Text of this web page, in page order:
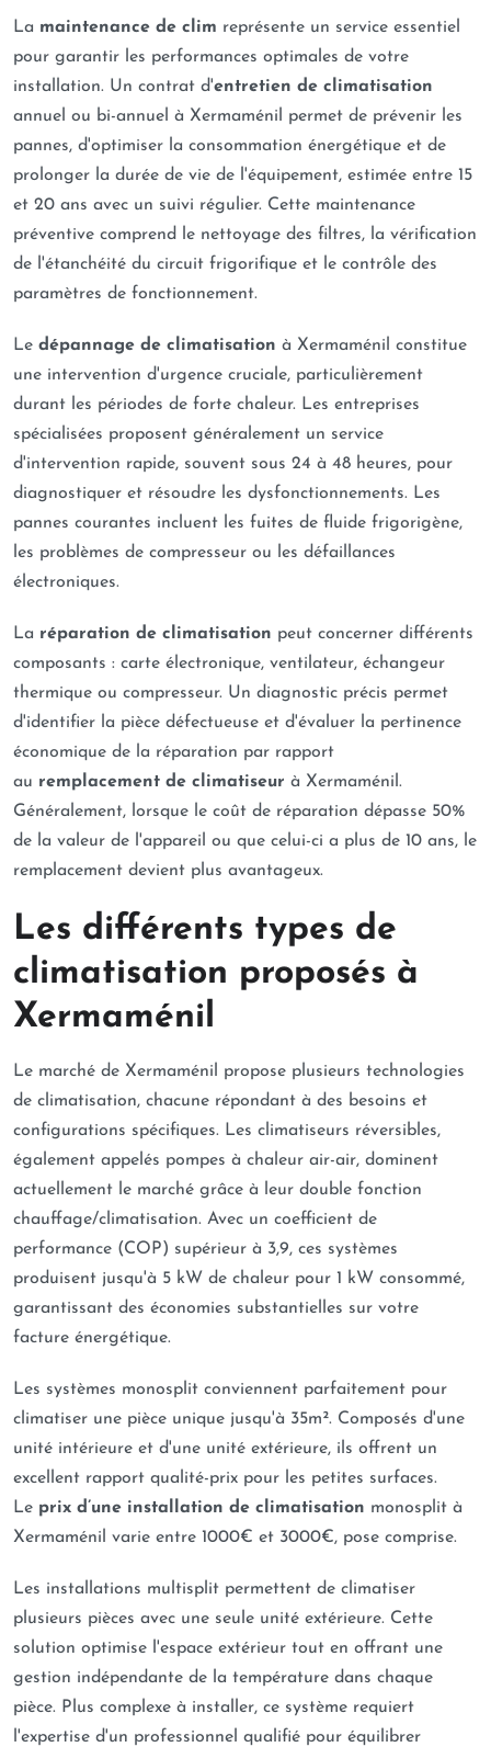
La maintenance de clim représente un service essentiel
pour garantir les performances optimales de votre
installation. Un contrat d'entretien de climatisation
annuel ou bi-annuel à Xermaménil permet de prévenir les
pannes, d'optimiser la consommation énergétique et de
prolonger la durée de vie de l'équipement, estimée entre 15
et 20 ans avec un suivi régulier. Cette maintenance
préventive comprend le nettoyage des filtres, la vérification
de l'étanchéité du circuit frigorifique et le contrôle des
paramètres de fonctionnement.
Le dépannage de climatisation à Xermaménil constitue
une intervention d'urgence cruciale, particulièrement
durant les périodes de forte chaleur. Les entreprises
spécialisées proposent généralement un service
d'intervention rapide, souvent sous 24 à 48 heures, pour
diagnostiquer et résoudre les dysfonctionnements. Les
pannes courantes incluent les fuites de fluide frigorigène,
les problèmes de compresseur ou les défaillances
électroniques.
La réparation de climatisation peut concerner différents
composants : carte électronique, ventilateur, échangeur
thermique ou compresseur. Un diagnostic précis permet
d'identifier la pièce défectueuse et d'évaluer la pertinence
économique de la réparation par rapport
au remplacement de climatiseur à Xermaménil.
Généralement, lorsque le coût de réparation dépasse 50%
de la valeur de l'appareil ou que celui-ci a plus de 10 ans, le
remplacement devient plus avantageux.
Les différents types de
climatisation proposés à
Xermaménil
Le marché de Xermaménil propose plusieurs technologies
de climatisation, chacune répondant à des besoins et
configurations spécifiques. Les climatiseurs réversibles,
également appelés pompes à chaleur air-air, dominent
actuellement le marché grâce à leur double fonction
chauffage/climatisation. Avec un coefficient de
performance (COP) supérieur à 3,9, ces systèmes
produisent jusqu'à 5 kW de chaleur pour 1 kW consommé,
garantissant des économies substantielles sur votre
facture énergétique.
Les systèmes monosplit conviennent parfaitement pour
climatiser une pièce unique jusqu'à 35m². Composés d'une
unité intérieure et d'une unité extérieure, ils offrent un
excellent rapport qualité-prix pour les petites surfaces.
Le prix d’une installation de climatisation monosplit à
Xermaménil varie entre 1000€ et 3000€, pose comprise.
Les installations multisplit permettent de climatiser
plusieurs pièces avec une seule unité extérieure. Cette
solution optimise l'espace extérieur tout en offrant une
gestion indépendante de la température dans chaque
pièce. Plus complexe à installer, ce système requiert
l'expertise d'un professionnel qualifié pour équilibrer